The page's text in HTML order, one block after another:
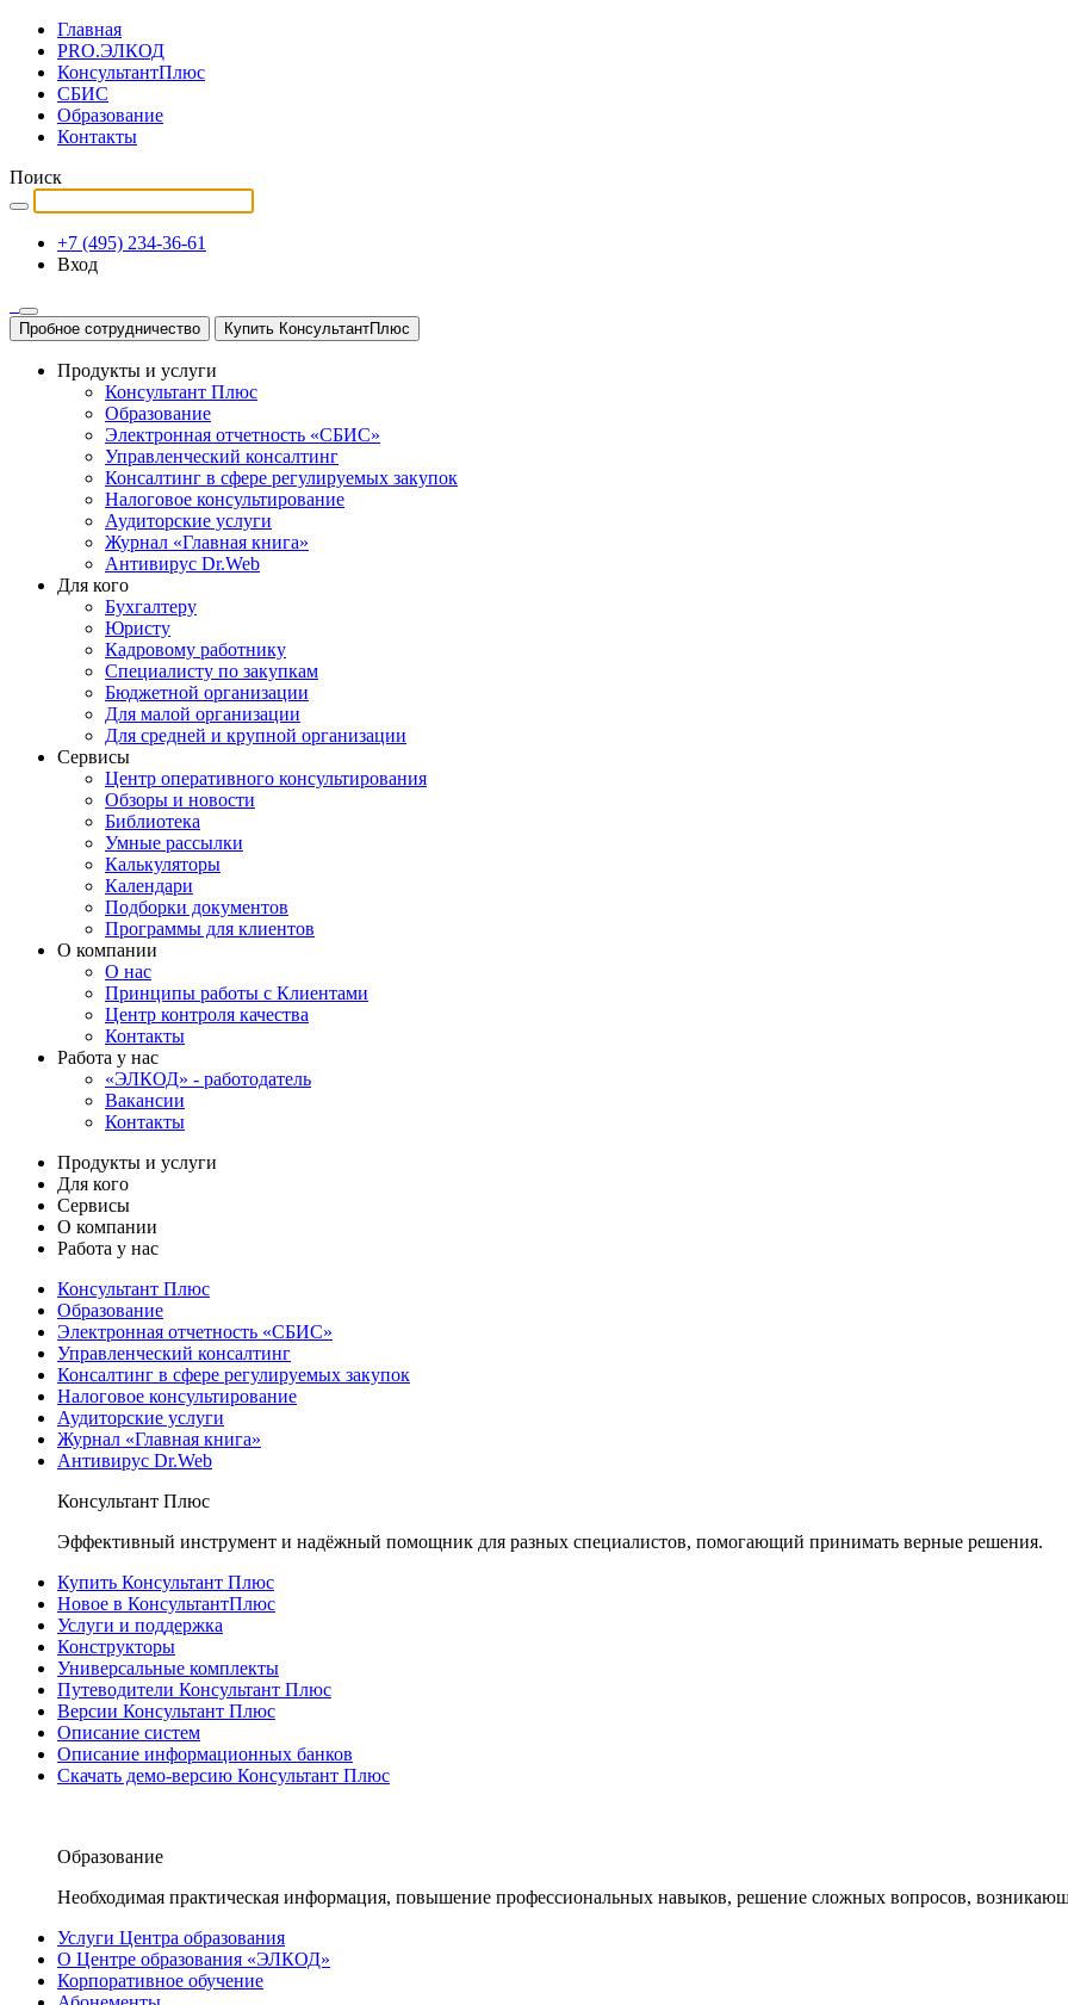
Главная
PRO.ЭЛКОД
КонсультантПлюс
СБИС
Образование
Контакты
Поиск
+7 (495) 234-36-61
Вход
Пробное сотрудничество Купить КонсультантПлюс
Продукты и услуги
Консультант Плюс
Образование
Электронная отчетность «СБИС»
Управленческий консалтинг
Консалтинг в сфере регулируемых закупок
Налоговое консультирование
Аудиторские услуги
Журнал «Главная книга»
Антивирус Dr.Web
Для кого
Бухгалтеру
Юристу
Кадровому работнику
Специалисту по закупкам
Бюджетной организации
Для малой организации
Для средней и крупной организации
Сервисы
Центр оперативного консультирования
Обзоры и новости
Библиотека
Умные рассылки
Калькуляторы
Календари
Подборки документов
Программы для клиентов
О компании
О нас
Принципы работы с Клиентами
Центр контроля качества
Контакты
Работа у нас
«ЭЛКОД» - работодатель
Вакансии
Контакты
Продукты и услуги
Для кого
Сервисы
О компании
Работа у нас
Консультант Плюс
Образование
Электронная отчетность «СБИС»
Управленческий консалтинг
Консалтинг в сфере регулируемых закупок
Налоговое консультирование
Аудиторские услуги
Журнал «Главная книга»
Антивирус Dr.Web
Консультант Плюс
Эффективный инструмент и надёжный помощник для разных специалистов, помогающий принимать верные решения.
Купить Консультант Плюс
Новое в КонсультантПлюс
Услуги и поддержка
Конструкторы
Универсальные комплекты
Путеводители Консультант Плюс
Версии Консультант Плюс
Описание систем
Описание информационных банков
Скачать демо-версию Консультант Плюс
Образование
Необходимая практическая информация, повышение профессиональных навыков, решение сложных вопросов,
Услуги Центра образования
О Центре образования «ЭЛКОД»
Корпоративное обучение